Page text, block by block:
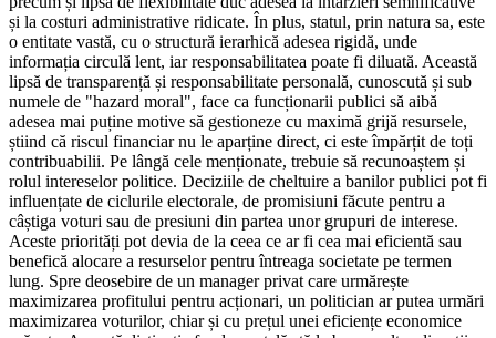
și la costuri administrative ridicate. În plus, statul, prin natura sa, este
o entitate vastă, cu o structură ierarhică adesea rigidă, unde
informația circulă lent, iar responsabilitatea poate fi diluată. Această
lipsă de transparență și responsabilitate personală, cunoscută și sub
numele de "hazard moral", face ca funcționarii publici să aibă
adesea mai puține motive să gestioneze cu maximă grijă resursele,
știind că riscul financiar nu le aparține direct, ci este împărțit de toți
contribuabilii. Pe lângă cele menționate, trebuie să recunoaștem și
rolul intereselor politice. Deciziile de cheltuire a banilor publici pot fi
influențate de ciclurile electorale, de promisiuni făcute pentru a
câștiga voturi sau de presiuni din partea unor grupuri de interese.
Aceste priorități pot devia de la ceea ce ar fi cea mai eficientă sau
benefică alocare a resurselor pentru întreaga societate pe termen
lung. Spre deosebire de un manager privat care urmărește
maximizarea profitului pentru acționari, un politician ar putea urmări
maximizarea voturilor, chiar și cu prețul unei eficiențe economice